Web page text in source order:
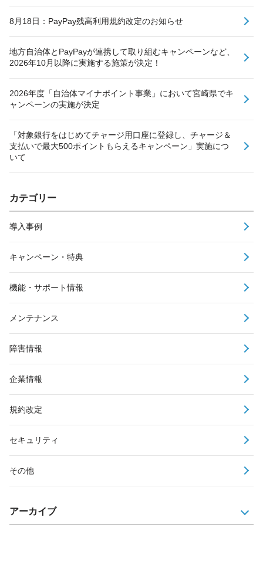
8月18日：PayPay残高利用規約改定のお知らせ
地方自治体とPayPayが連携して取り組むキャンペーンなど、
2026年10月以降に実施する施策が決定！
2026年度「自治体マイナポイント事業」において宮崎県でキ
ャンペーンの実施が決定
「対象銀行をはじめてチャージ用口座に登録し、チャージ＆
支払いで最大500ポイントもらえるキャンペーン」実施につ
いて
カテゴリー
導入事例
キャンペーン・特典
機能・サポート情報
メンテナンス
障害情報
企業情報
規約改定
セキュリティ
その他
アーカイブ